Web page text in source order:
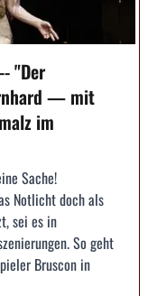
"Der
— mit
im
Sache!
Notlicht doch als
sei es in
So geht
Bruscon in